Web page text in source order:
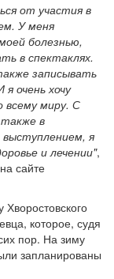
от участия в
У меня
болезнью,
в спектаклях.
записывать
очень хочу
всему миру. С
также в
я
и лечении",
сайте
Хворостовского
которое, судя
пор. На зиму
запланированы